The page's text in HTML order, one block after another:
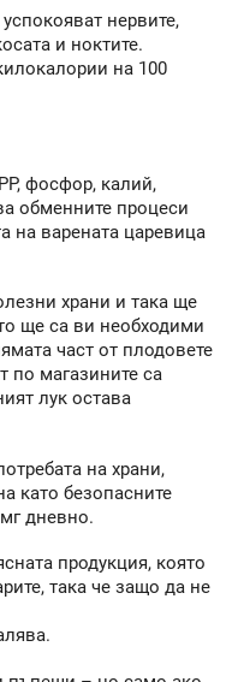
нервите,
и ноктите.
на 100
фосфор, калий,
обменните процеси
на варената царевица
храни и така ще
ще са ви необходими
част от плодовете
по магазините са
лук остава
на храни,
като безопасните
дневно.
продукция, която
така че защо да не